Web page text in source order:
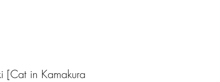
[Cat in Kamakura